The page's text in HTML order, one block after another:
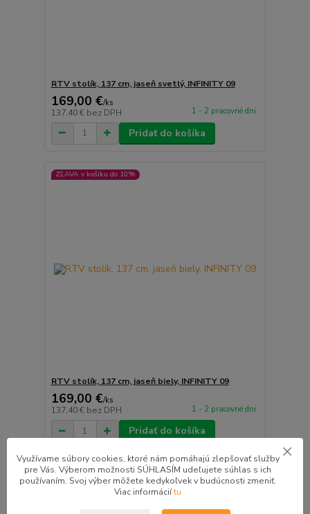
RTV stolík, 137 cm, jaseň svetlý, INFINITY 09
169,00 €/ks
137,40 € bez DPH 1 - 2 pracovné dni
Pridať do košíka
ZĽAVA v košíku do 10%
RTV stolík, 137 cm, jaseň biely, INFINITY 09
169,00 €/ks
137,40 € bez DPH 1 - 2 pracovné dni
Pridať do košíka
ZĽAVA v košíku do 10%
Využívame súbory cookies, ktoré nám pomáhajú zlepšovať služby
pre Vás. Výberom možnosti SÚHLASÍM udeľujete súhlas s ich
používaním. Svoj výber môžete kedykoľvek v budúcnosti zmeniť.
Viac informáciítu